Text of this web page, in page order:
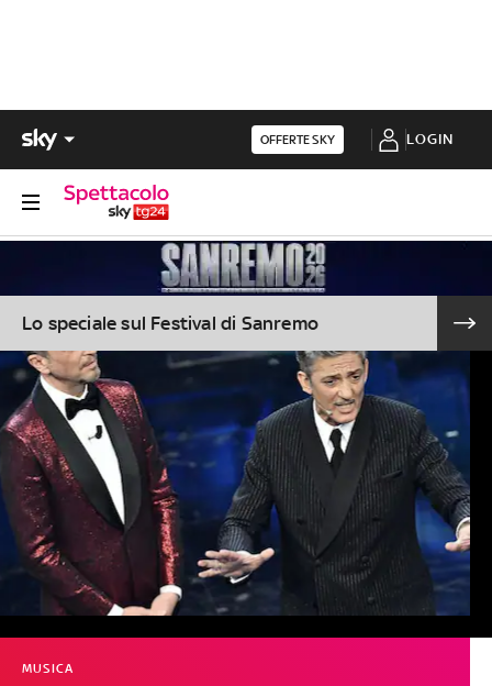
OFFERTE SKY LOGIN
Lo speciale sul Festival di Sanremo
MUSICA